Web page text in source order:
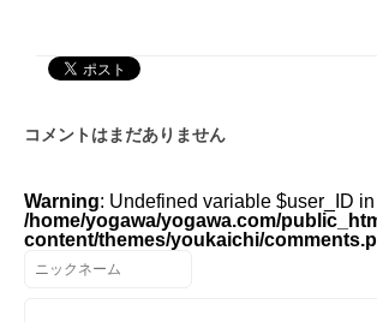
コメントはまだありません
Warning: Undefined variable $user_ID in
/home/yogawa/yogawa.com/
content/themes/youkaichi/